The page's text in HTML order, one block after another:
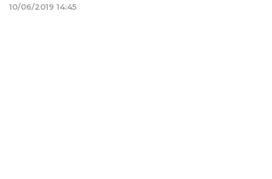
10/06/2019 14:45